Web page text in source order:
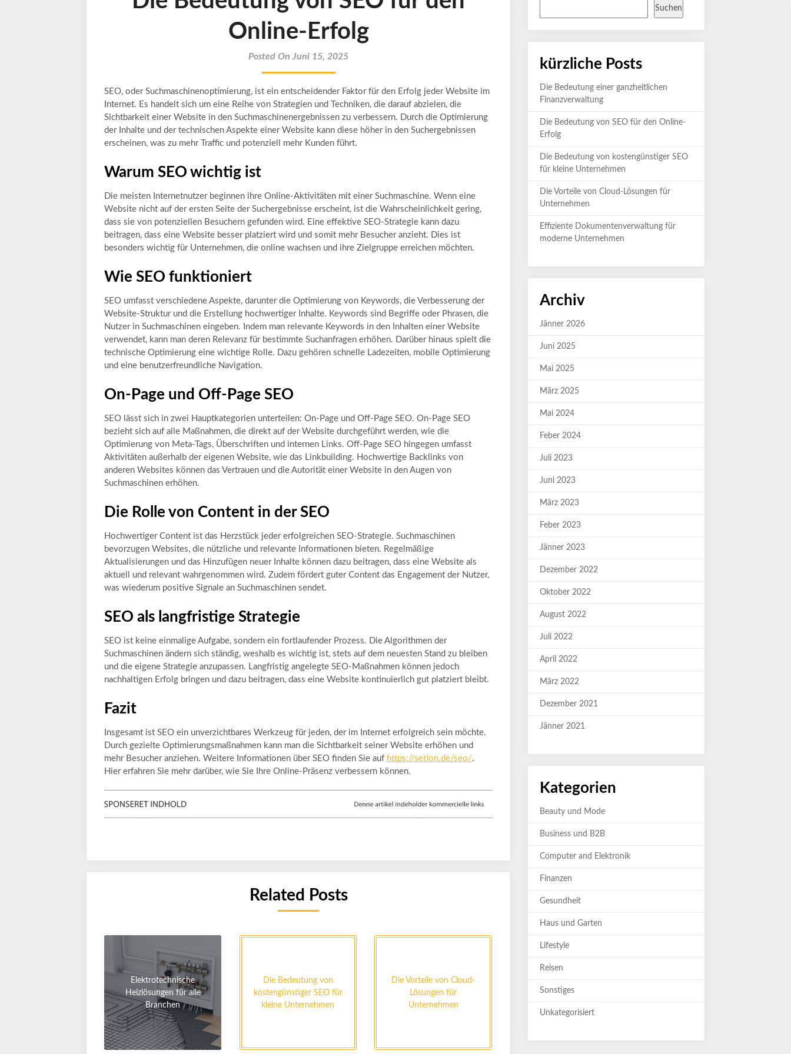
Online-Erfolg
Posted On Juni 15, 2025
SEO, oder Suchmaschinenoptimierung, ist ein entscheidender Faktor für den Erfolg jeder Website im
Internet. Es handelt sich um eine Reihe von Strategien und Techniken, die darauf abzielen, die
Sichtbarkeit einer Website in den Suchmaschinenergebnissen zu verbessern. Durch die Optimierung
der Inhalte und der technischen Aspekte einer Website kann diese höher in den Suchergebnissen
erscheinen, was zu mehr Traffic und potenziell mehr Kunden führt.
Warum SEO wichtig ist
Die meisten Internetnutzer beginnen ihre Online-Aktivitäten mit einer Suchmaschine. Wenn eine
Website nicht auf der ersten Seite der Suchergebnisse erscheint, ist die Wahrscheinlichkeit gering,
dass sie von potenziellen Besuchern gefunden wird. Eine effektive SEO-Strategie kann dazu
beitragen, dass eine Website besser platziert wird und somit mehr Besucher anzieht. Dies ist
besonders wichtig für Unternehmen, die online wachsen und ihre Zielgruppe erreichen möchten.
Wie SEO funktioniert
SEO umfasst verschiedene Aspekte, darunter die Optimierung von Keywords, die Verbesserung der
Website-Struktur und die Erstellung hochwertiger Inhalte. Keywords sind Begriffe oder Phrasen, die
Nutzer in Suchmaschinen eingeben. Indem man relevante Keywords in den Inhalten einer Website
verwendet, kann man deren Relevanz für bestimmte Suchanfragen erhöhen. Darüber hinaus spielt die
technische Optimierung eine wichtige Rolle. Dazu gehören schnelle Ladezeiten, mobile Optimierung
und eine benutzerfreundliche Navigation.
On-Page und Off-Page SEO
SEO lässt sich in zwei Hauptkategorien unterteilen: On-Page und Off-Page SEO. On-Page SEO
bezieht sich auf alle Maßnahmen, die direkt auf der Website durchgeführt werden, wie die
Optimierung von Meta-Tags, Überschriften und internen Links. Off-Page SEO hingegen umfasst
Aktivitäten außerhalb der eigenen Website, wie das Linkbuilding. Hochwertige Backlinks von
anderen Websites können das Vertrauen und die Autorität einer Website in den Augen von
Suchmaschinen erhöhen.
Die Rolle von Content in der SEO
Hochwertiger Content ist das Herzstück jeder erfolgreichen SEO-Strategie. Suchmaschinen
bevorzugen Websites, die nützliche und relevante Informationen bieten. Regelmäßige
Aktualisierungen und das Hinzufügen neuer Inhalte können dazu beitragen, dass eine Website als
aktuell und relevant wahrgenommen wird. Zudem fördert guter Content das Engagement der Nutzer,
was wiederum positive Signale an Suchmaschinen sendet.
SEO als langfristige Strategie
SEO ist keine einmalige Aufgabe, sondern ein fortlaufender Prozess. Die Algorithmen der
Suchmaschinen ändern sich ständig, weshalb es wichtig ist, stets auf dem neuesten Stand zu bleiben
und die eigene Strategie anzupassen. Langfristig angelegte SEO-Maßnahmen können jedoch
nachhaltigen Erfolg bringen und dazu beitragen, dass eine Website kontinuierlich gut platziert bleibt.
Fazit
Insgesamt ist SEO ein unverzichtbares Werkzeug für jeden, der im Internet erfolgreich sein möchte.
Durch gezielte Optimierungsmaßnahmen kann man die Sichtbarkeit seiner Website erhöhen und
mehr Besucher anziehen. Weitere Informationen über SEO finden Sie auf https://setion.de/seo/.
Hier erfahren Sie mehr darüber, wie Sie Ihre Online-Präsenz verbessern können.
Related Posts
Elektrotechnische
Heizlösungen für alle
Branchen
Die Bedeutung von
kostengünstiger SEO für
kleine Unternehmen
Die Vorteile von Cloud-
Lösungen für
Unternehmen
Suchen
kürzliche Posts
Die Bedeutung einer ganzheitlichen
Finanzverwaltung
Die Bedeutung von SEO für den Online-
Erfolg
Die Bedeutung von kostengünstiger SEO
für kleine Unternehmen
Die Vorteile von Cloud-Lösungen für
Unternehmen
Effiziente Dokumentenverwaltung für
moderne Unternehmen
Archiv
Jänner 2026
Juni 2025
Mai 2025
März 2025
Mai 2024
Feber 2024
Juli 2023
Juni 2023
März 2023
Feber 2023
Jänner 2023
Dezember 2022
Oktober 2022
August 2022
Juli 2022
April 2022
März 2022
Dezember 2021
Jänner 2021
Kategorien
Beauty und Mode
Business und B2B
Computer and Elektronik
Finanzen
Gesundheit
Haus und Garten
Lifestyle
Reisen
Sonstiges
Unkategorisiert